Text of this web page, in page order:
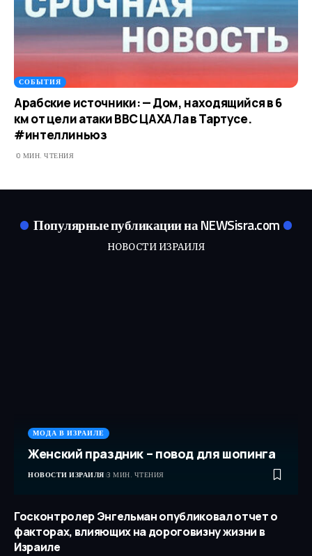
СОБЫТИЯ
Арабские источники: — Дом, находящийся в 6
км от цели атаки ВВС ЦАХАЛа в Тартусе.
#интеллиньюз
0 МИН. ЧТЕНИЯ
Популярные публикации на NEWSisra.com
НОВОСТИ ИЗРАИЛЯ
МОДА В ИЗРАИЛЕ
Женский праздник – повод для шопинга
НОВОСТИ ИЗРАИЛЯ 3 МИН. ЧТЕНИЯ
Госконтролер Энгельман опубликовал отчет о
факторах, влияющих на дороговизну жизни в
Израиле